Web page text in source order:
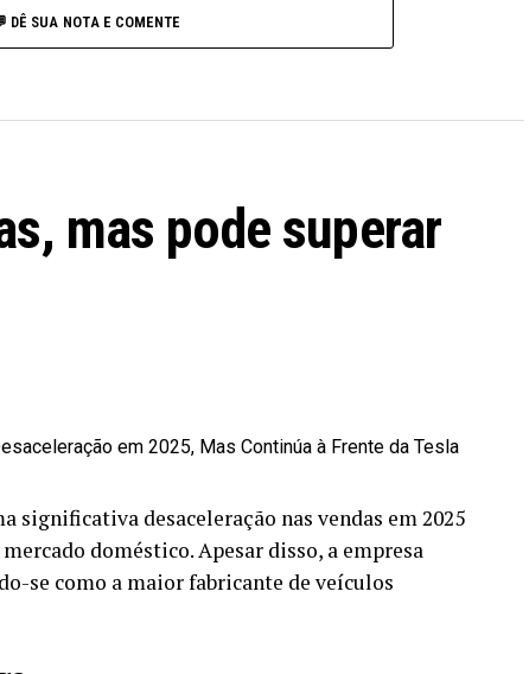
DÊ SUA NOTA E COMENTE
mas pode superar
significativa desaceleração nas vendas em 2025
doméstico. Apesar disso, a empresa
se como a maior fabricante de veículos